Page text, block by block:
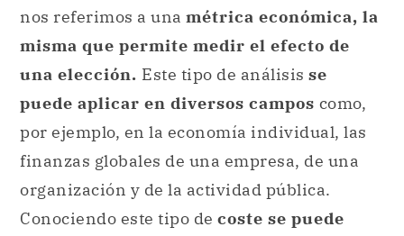
nos referimos a una métrica económica, la
misma que permite medir el efecto de
una elección. Este tipo de análisis se
puede aplicar en diversos campos como,
por ejemplo, en la economía individual, las
finanzas globales de una empresa, de una
organización y de la actividad pública.
Conociendo este tipo de coste se puede